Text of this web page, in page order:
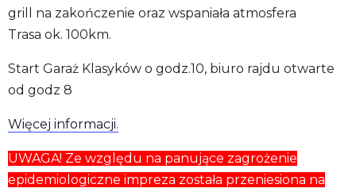
grill na zakończenie oraz wspaniała atmosfera
Trasa ok. 100km.
Start Garaż Klasyków o godz.10, biuro rajdu otwarte
od godz 8
Więcej informacji.
UWAGA! Ze względu na panujące zagrożenie
epidemiologiczne impreza została przeniesiona na